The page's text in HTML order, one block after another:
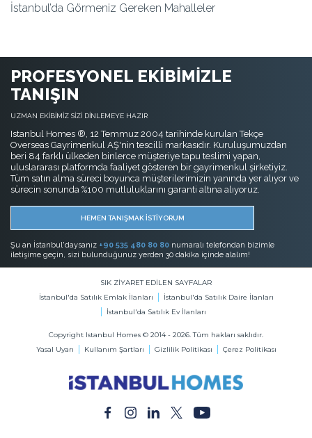
İstanbul’da Görmeniz Gereken Mahalleler
PROFESYONEL EKİBİMİZLE
TANIŞIN
UZMAN EKİBİMİZ SİZİ DİNLEMEYE HAZIR
Istanbul Homes ®, 12 Temmuz 2004 tarihinde kurulan Tekçe
Overseas Gayrimenkul AŞ'nin tescilli markasıdır. Kuruluşumuzdan
beri 84 farklı ülkeden binlerce müşteriye tapu teslimi yapan,
uluslararası platformda faaliyet gösteren bir gayrimenkul şirketiyiz.
Tüm satın alma süreci boyunca müşterilerimizin yanında yer alıyor ve
sürecin sonunda %100 mutluluklarını garanti altına alıyoruz.
HEMEN TANIŞMAK İSTİYORUM
Şu an İstanbul'daysanız +90 535 480 80 80 numaralı telefondan bizimle
iletişime geçin, sizi bulunduğunuz yerden 30 dakika içinde alalım!
SIK ZİYARET EDİLEN SAYFALAR
İstanbul'da Satılık Emlak İlanları
İstanbul'da Satılık Daire İlanları
İstanbul'da Satılık Ev İlanları
Copyright Istanbul Homes © 2014 - 2026. Tüm hakları saklıdır.
Yasal Uyarı
Kullanım Şartları Gizlilik Politikası Çerez Politikası